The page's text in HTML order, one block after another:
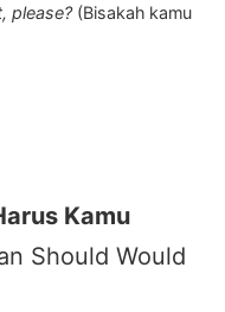
please?(Bisakah kamu
Kamu
Should Would